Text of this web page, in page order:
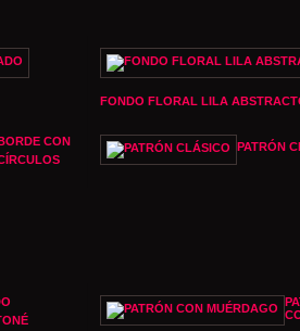
FONDO FLORAL LILA
CON
PATRÓN